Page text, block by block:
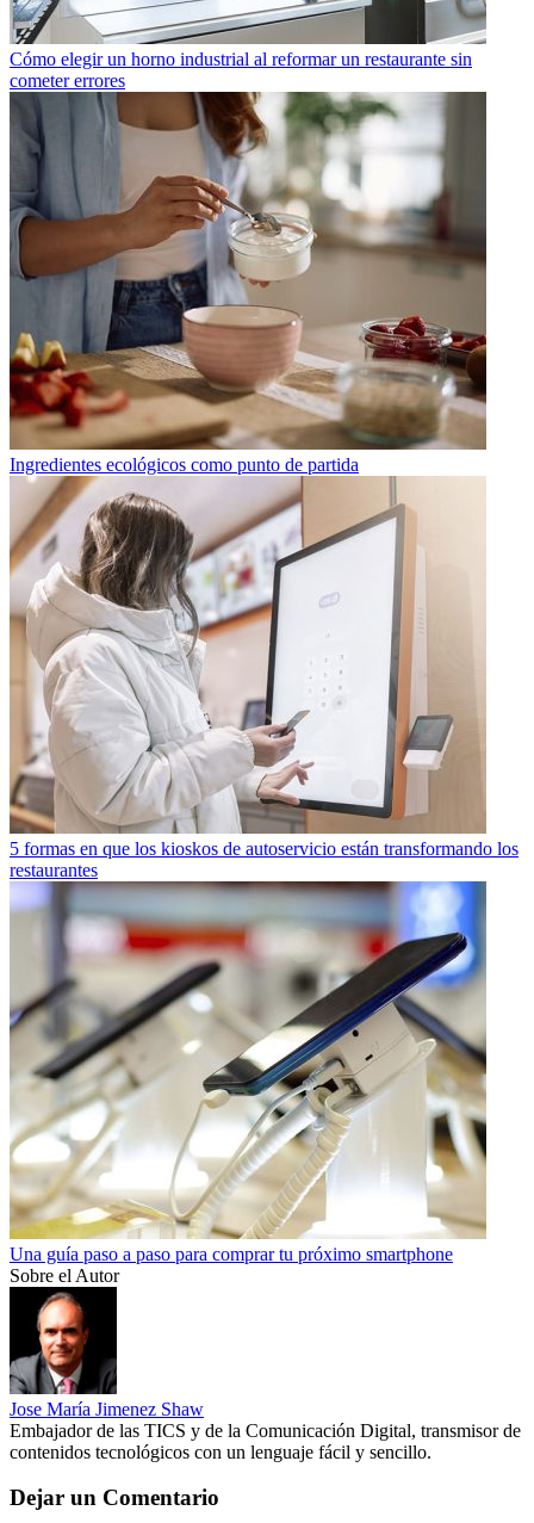
Cómo elegir un horno industrial al reformar un restaurante sin
cometer errores
Ingredientes ecológicos como punto de partida
5 formas en que los kioskos de autoservicio están transformando los
restaurantes
Una guía paso a paso para comprar tu próximo smartphone
Sobre el Autor
Jose María Jimenez Shaw
Embajador de las TICS y de la Comunicación Digital, transmisor de
contenidos tecnológicos con un lenguaje fácil y sencillo.
Dejar un Comentario